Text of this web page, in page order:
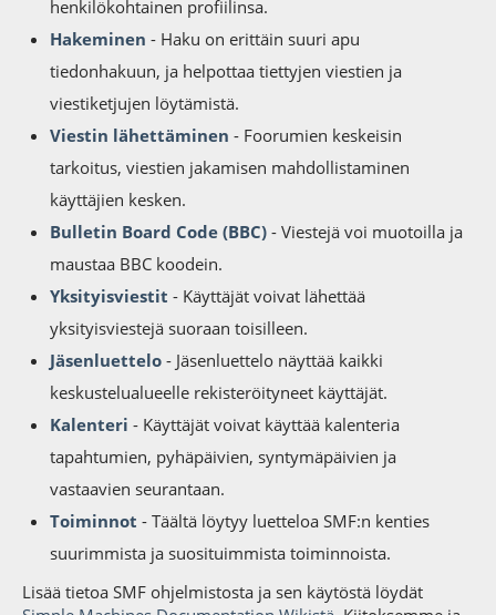
henkilökohtainen profiilinsa.
Hakeminen - Haku on erittäin suuri apu
tiedonhakuun, ja helpottaa tiettyjen viestien ja
viestiketjujen löytämistä.
Viestin lähettäminen - Foorumien keskeisin
tarkoitus, viestien jakamisen mahdollistaminen
käyttäjien kesken.
Bulletin Board Code (BBC) - Viestejä voi muotoilla ja
maustaa BBC koodein.
Yksityisviestit - Käyttäjät voivat lähettää
yksityisviestejä suoraan toisilleen.
Jäsenluettelo - Jäsenluettelo näyttää kaikki
keskustelualueelle rekisteröityneet käyttäjät.
Kalenteri - Käyttäjät voivat käyttää kalenteria
tapahtumien, pyhäpäivien, syntymäpäivien ja
vastaavien seurantaan.
Toiminnot - Täältä löytyy luetteloa SMF:n kenties
suurimmista ja suosituimmista toiminnoista.
Lisää tietoa SMF ohjelmistosta ja sen käytöstä löydät